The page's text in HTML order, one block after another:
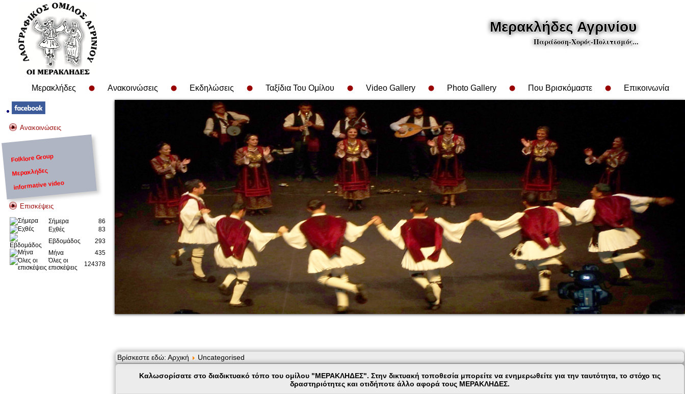
Μερακλήδες Αγρινίου
Παράδοση-Χορός-Πολιτισμός...
Μερακλήδες Ανακοινώσεις Εκδηλώσεις Ταξίδια Του Ομίλου Video Gallery Photo Gallery Που Βρισκόμαστε Επικοινωνία
Ανακοινώσεις
Folklore Group
Μερακλήδες
informative video
Επισκέψεις
Σήμερα
86
Εχθές
83
Εβδομάδος
293
Μήνα
435
Όλες οι
επισκέψεις
124378
Βρίσκεστε εδώ: Αρχική Uncategorised
Καλωσορίσατε στο διαδικτυακό τόπο του ομίλου "ΜΕΡΑΚΛΗΔΕΣ". Στην δικτυακή τοποθεσία μπορείτε να ενημερωθείτε για την ταυτότητα, το στόχο τις
δραστηριότητες και οτιδήποτε άλλο αφορά τους ΜΕΡΑΚΛΗΔΕΣ.